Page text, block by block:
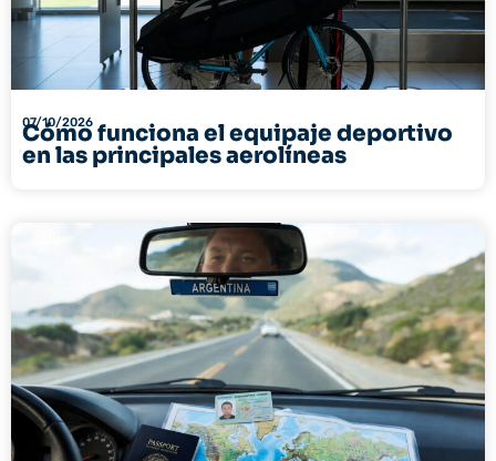
07/10/2026
Cómo funciona el equipaje deportivo
en las principales aerolíneas